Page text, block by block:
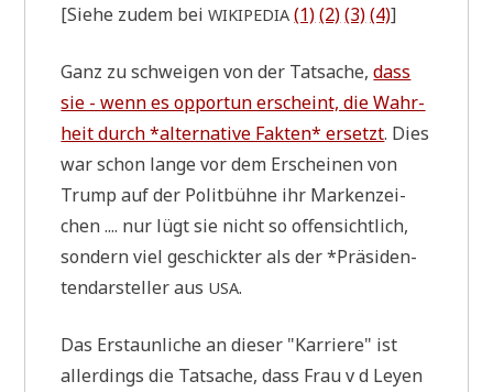
[Sie­he zudem beiWIKIPEDIA (1) (2) (3) (4)]
Ganz zu schwei­gen von der Tat­sa­che,dass
sie - wenn es oppor­tun erscheint, die Wahr­
heit durch *alter­na­ti­ve Fak­ten* ersetzt. Dies
war schon lan­ge vor dem Erschei­nen von
Trump auf der Polit­büh­ne ihr Mar­ken­zei­
chen .... nur lügt sie nicht so offen­sicht­lich,
son­dern viel geschick­ter als der *Prä­si­den­
ten­dar­stel­ler aus USA.
Das Erstaun­li­che an die­ser "Kar­rie­re" ist
aller­dings die Tat­sa­che, dass Frau v d Ley­en